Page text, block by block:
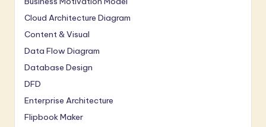
Cloud Architecture Diagram
Content & Visual
Data Flow Diagram
Database Design
DFD
Enterprise Architecture
Flipbook Maker